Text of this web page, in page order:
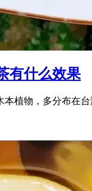
有什么效果
本植物，多分布在